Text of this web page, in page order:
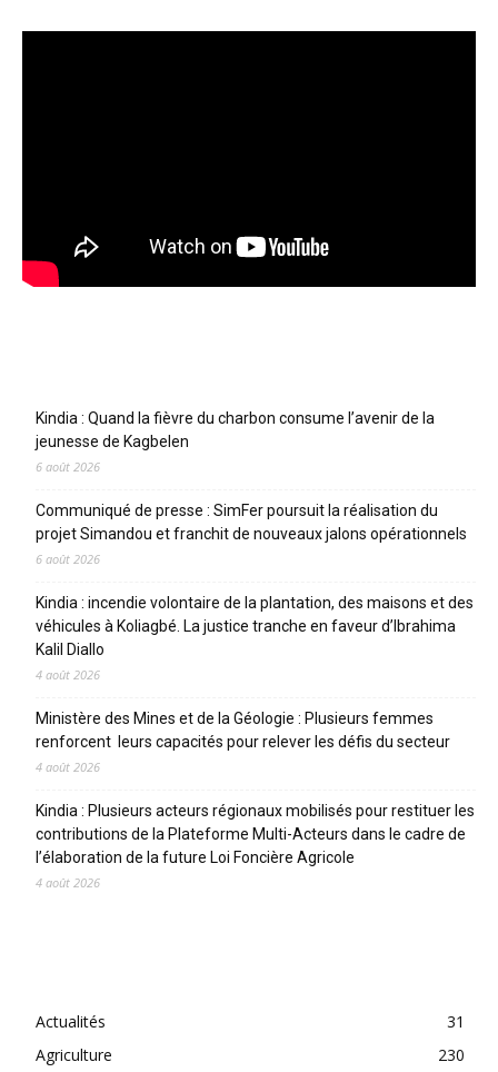
Kindia : Quand la fièvre du charbon consume l’avenir de la
jeunesse de Kagbelen
6 août 2026
Communiqué de presse : SimFer poursuit la réalisation du
projet Simandou et franchit de nouveaux jalons opérationnels
6 août 2026
Kindia : incendie volontaire de la plantation, des maisons et des
véhicules à Koliagbé. La justice tranche en faveur d’Ibrahima
Kalil Diallo
4 août 2026
Ministère des Mines et de la Géologie : Plusieurs femmes
renforcent leurs capacités pour relever les défis du secteur
4 août 2026
Kindia : Plusieurs acteurs régionaux mobilisés pour restituer les
contributions de la Plateforme Multi-Acteurs dans le cadre de
l’élaboration de la future Loi Foncière Agricole
4 août 2026
Actualités
31
Agriculture
230